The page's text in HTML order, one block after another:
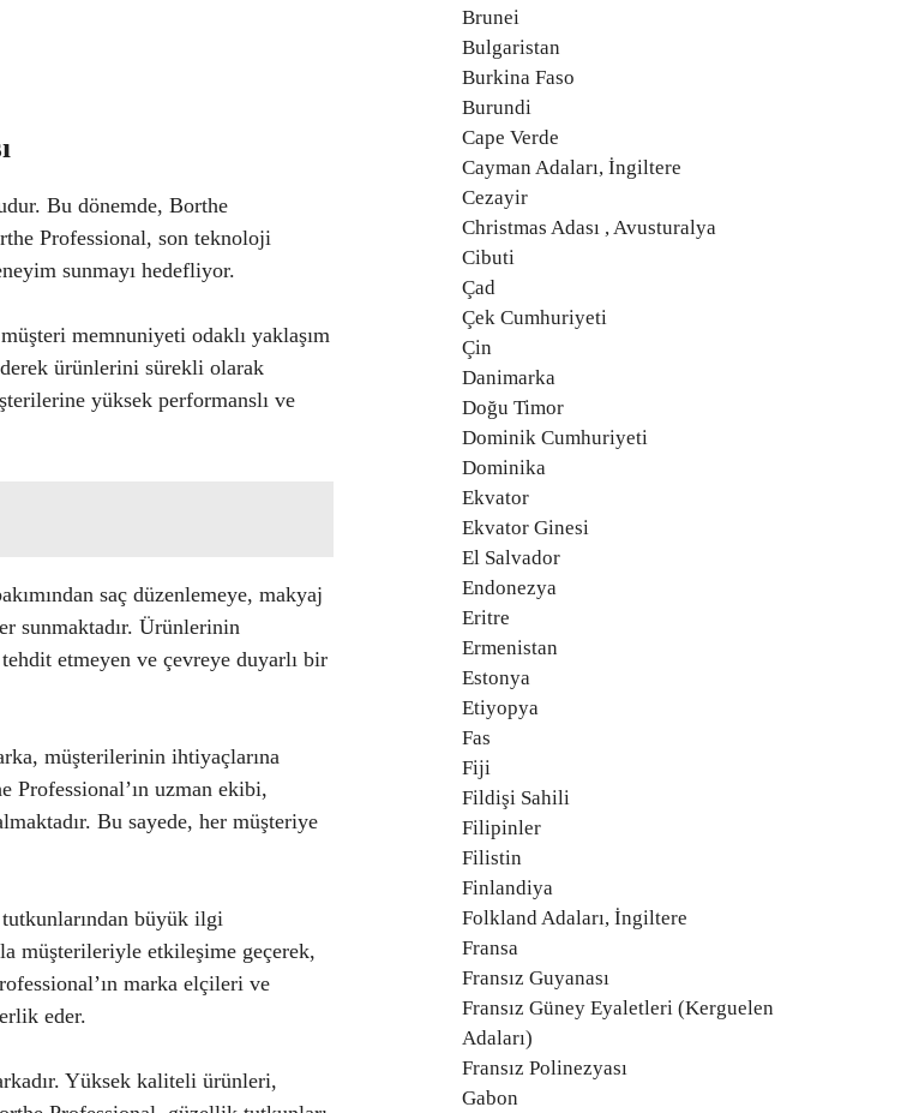
Bu dönemde, Borthe
Professional, son teknoloji
sunmayı hedefliyor.
memnuniyeti odaklı yaklaşım
ürünlerini sürekli olarak
yüksek performanslı ve
saç düzenlemeye, makyaj
sunmaktadır. Ürünlerinin
etmeyen ve çevreye duyarlı bir
müşterilerinin ihtiyaçlarına
Professional’ın uzman ekibi,
Bu sayede, her müşteriye
büyük ilgi
müşterileriyle etkileşime geçerek,
marka elçileri ve
eder.
Yüksek kaliteli ürünleri,
Brunei
Bulgaristan
Burkina Faso
Burundi
Cape Verde
Cayman Adaları, İngiltere
Cezayir
Christmas Adası , Avusturalya
Cibuti
Çad
Çek Cumhuriyeti
Çin
Danimarka
Doğu Timor
Dominik Cumhuriyeti
Dominika
Ekvator
Ekvator Ginesi
El Salvador
Endonezya
Eritre
Ermenistan
Estonya
Etiyopya
Fas
Fiji
Fildişi Sahili
Filipinler
Filistin
Finlandiya
Folkland Adaları, İngiltere
Fransa
Fransız Guyanası
Fransız Güney Eyaletleri (Kerguelen
Adaları)
Fransız Polinezyası
Gabon